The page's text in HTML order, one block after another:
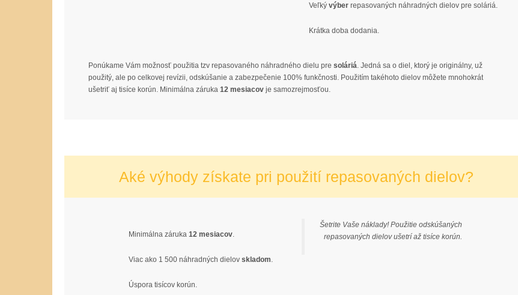
Veľkývýberrepasovaných náhradných dielov pre soláriá.
Krátka doba dodania.
Ponúkame Vám možnosť použitia tzv repasovaného náhradného dielu pre soláriá. Jedná sa o diel, ktorý je originálny, už
použitý, ale po celkovej revízii, odskúšanie a zabezpečenie 100% funkčnosti. Použitím takéhoto dielov môžete mnohokrát
ušetriť aj tisíce korún. Minimálna záruka 12 mesiacov je samozrejmosťou.
Aké výhody získate pri použití repasovaných dielov?
Minimálna záruka 12 mesiacov.
Viac ako 1 500 náhradných dielov skladom.
Úspora tisícov korún.
Šetrite Vaše náklady! Použitie odskúšaných
repasovaných dielov ušetrí až tisíce korún.